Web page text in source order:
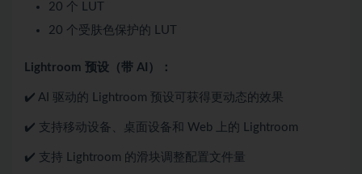
20 个 LUT
20 个受肤色保护的 LUT
Lightroom 预设（带 AI）：
✔️ AI 驱动的 Lightroom 预设可获得更动态的效果
✔️ 支持移动设备、桌面设备和 Web 上的 Lightroom
✔️ 支持 Lightroom 的滑块调整配置文件量